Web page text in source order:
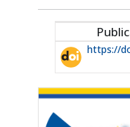
https://